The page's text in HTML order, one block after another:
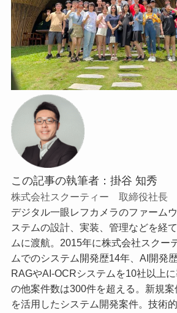
この記事の執筆者：掛谷 知秀
株式会社スクーティー 取締役社長
デジタル一眼レフカメラのファーム
ステムの設計、実装、管理などを経
ムに渡航。2015年に株式会社スクー
ムでのシステム開発歴14年、AI開発
RAGやAI-OCRシステムを10社以上
の他案件数は300件を超える。新規
を活用したシステム開発案件。技術